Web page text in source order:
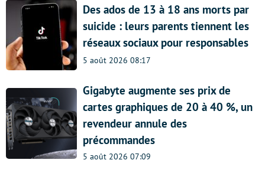
Des ados de 13 à 18 ans morts par
suicide : leurs parents tiennent les
réseaux sociaux pour responsables
5 août 2026 08:17
Gigabyte augmente ses prix de
cartes graphiques de 20 à 40 %, un
revendeur annule des
précommandes
5 août 2026 07:09